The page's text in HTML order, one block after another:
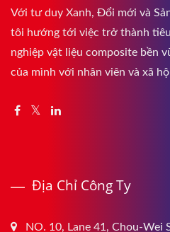
Với tư duy Xanh, Đổi mới và
tôi hướng tới việc trở thành
nghiệp vật liệu composite bền
của mình với nhân viên và xã
Địa Chỉ Công Ty
NO. 10, Lane 41, Chou-Wei